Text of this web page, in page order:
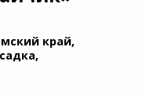
край,